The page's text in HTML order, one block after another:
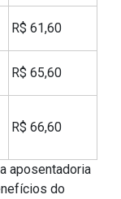
R$ 61,60
R$ 65,60
R$ 66,60
aposentadoria
do